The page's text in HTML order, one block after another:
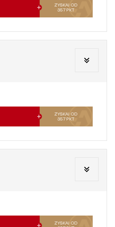
ZYSKAJ OD
357PKT
ZYSKAJ OD
357PKT
ZYSKAJ OD